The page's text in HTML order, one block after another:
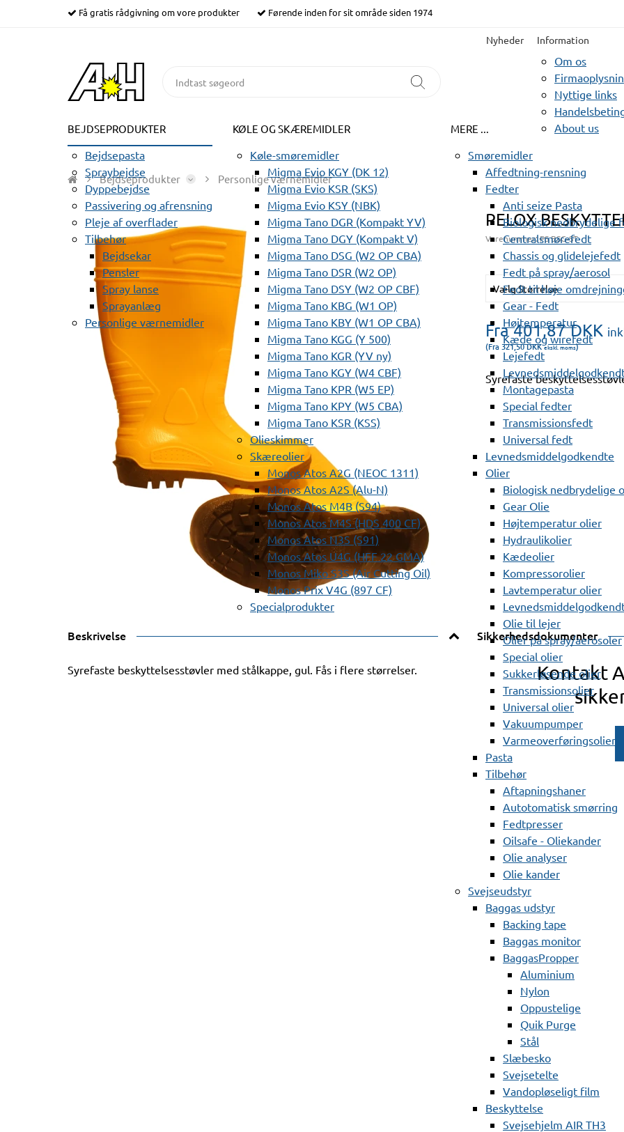
Få gratis rådgivning om vore produkter Førende inden for sit område siden 1974
Nyheder Information
Om os
Nyttige links
About us
BEJDSEPRODUKTER
Bejdsepasta
Spraybejdse
Dyppebejdse
Passivering og afrensning
Pleje af overflader
Tilbehør
Bejdsekar
Pensler
Spray lanse
Sprayanlæg
Personlige værnemidler
KØLE OG SKÆREMIDLER
Køle-smøremidler
Migma Evio KGY (DK 12)
Migma Evio KSR (SKS)
Migma Evio KSY (NBK)
Migma Tano DGR (Kompakt YV)
Migma Tano DGY (Kompakt V)
Migma Tano DSG (W2 OP CBA)
Migma Tano DSR (W2 OP)
Migma Tano DSY (W2 OP CBF)
Migma Tano KBG (W1 OP)
Migma Tano KBY (W1 OP CBA)
Migma Tano KGG (Y 500)
Migma Tano KGR (YV ny)
Migma Tano KGY (W4 CBF)
Migma Tano KPR (W5 EP)
Migma Tano KPY (W5 CBA)
Migma Tano KSR (KSS)
Olieskimmer
Skæreolier
Monos Atos A2G (NEOC 1311)
Monos Atos A2S (Alu-N)
Monos Atos M4B (S94)
Monos Atos M4S (HDS 400 CF)
Monos Atos N3S (S91)
Monos Atos U4G (HFF 22 GMA)
Monos Miko S3S (Air Cutting Oil)
Monos Prix V4G (897 CF)
Specialprodukter
MERE ...
Smøremidler
Affedtning-rensning
Fedter
Anti seize Pasta
Biologisk nedbrydelige
Centralsmørefedt
Chassis og glidelejefedt
Fedt på spray/aerosol
Fedt til høje
Gear - Fedt
Højtemperatur
Kæde og wirefedt
Lejefedt
Montagepasta
Special fedter
Transmissionsfedt
Universal fedt
Levnedsmiddelgodkendte
Olier
Biologisk nedbrydelige
Gear Olie
Højtemperatur olier
Hydraulikolier
Kædeolier
Kompressorolier
Lavtemperatur olier
Olie til lejer
Olier på spray/aerosoler
Special olier
Sukkerløsende olier
Transmissionsolier
Universal olier
Vakuumpumper
Varmeoverføringsolier
Pasta
Tilbehør
Aftapningshaner
Autotomatisk smørring
Fedtpresser
Oilsafe - Oliekander
Olie analyser
Olie kander
Svejseudstyr
Baggas udstyr
Backing tape
Baggas monitor
BaggasPropper
Aluminium
Nylon
Oppustelige
Quik Purge
Stål
Slæbesko
Svejsetelte
Vandopløseligt film
Beskyttelse
Svejsehjelm AIR TH3
Bejdseprodukter Personlige værnemidler
PELOX
Varenummer:PS BSG-ST
Vælg Størrelse
Fra 401,87DKK
(Fra 321,50DKK ekskl. moms)
Syrefaste
Beskrivelse
Syrefaste beskyttelsesstøvler med stålkappe, gul. Fås i flere størrelser.
Sikkerhedsdokumenter
Kontakt